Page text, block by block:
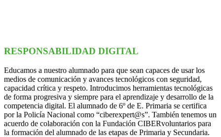
RESPONSABILIDAD DIGITAL
Educamos a nuestro alumnado para que sean capaces de usar los
medios de comunicación y avances tecnológicos con seguridad,
capacidad crítica y respeto. Introducimos herramientas tecnológicas
de forma progresiva y siempre para el aprendizaje y desarrollo de la
competencia digital. El alumnado de 6º de E. Primaria se certifica
por la Policía Nacional como “ciberexpert@s”. También tenemos un
acuerdo de colaboración con la Fundación CIBERvoluntarios para
la formación del alumnado de las etapas de Primaria y Secundaria.